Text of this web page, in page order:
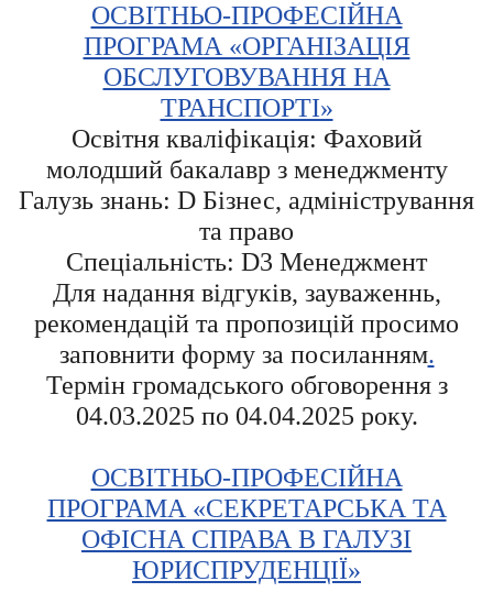
ОСВІТНЬО-ПРОФЕСІЙНА
ПРОГРАМА «ОРГАНІЗАЦІЯ
ОБСЛУГОВУВАННЯ НА
ТРАНСПОРТІ»
Освітня кваліфікація: Фаховий
молодший бакалавр з менеджменту
Галузь знань: D Бізнес, адміністрування
та право
Спеціальність: D3 Менеджмент
Для надання відгуків, зауваженнь,
рекомендацій та пропозицій просимо
заповнити форму за посиланням.
Термін громадського обговорення з
04.03.2025 по 04.04.2025 року.
ОСВІТНЬО-ПРОФЕСІЙНА
ПРОГРАМА «СЕКРЕТАРСЬКА ТА
ОФІСНА СПРАВА В ГАЛУЗІ
ЮРИСПРУДЕНЦІЇ»